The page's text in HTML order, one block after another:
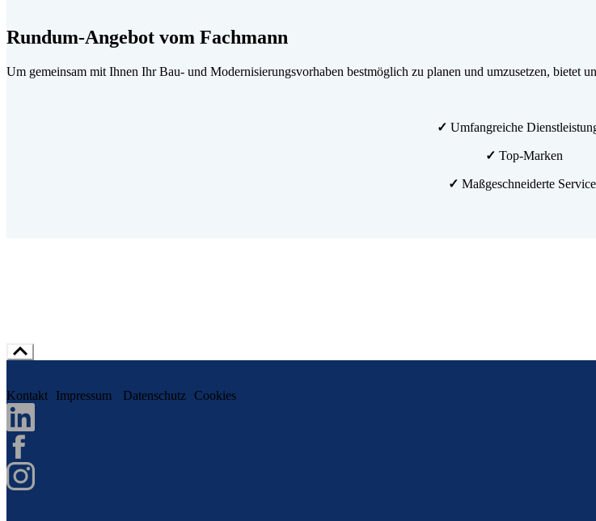
Rundum-Angebot vom Fachmann
Um gemeinsam mit Ihnen Ihr Bau- und Modernisierungsvorhaben bestmöglich zu planen und umzusetzen, bietet
✓ Umfangreiche
✓ Top-Marken
✓ Maßgeschneiderte
Kontakt Impressum Datenschutz Cookies